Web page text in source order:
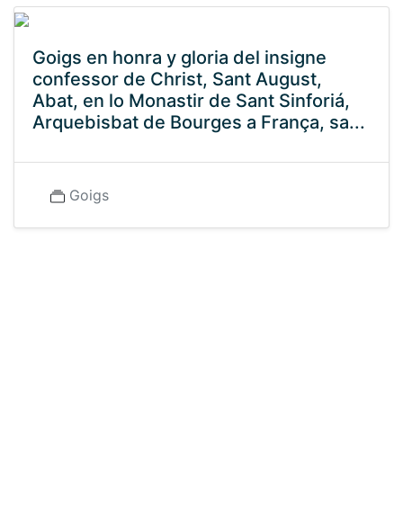
Goigs en honra y gloria del insigne
confessor de Christ, Sant August,
Abat, en lo Monastir de Sant Sinforiá,
Arquebisbat de Bourges a França, sa...
Goigs